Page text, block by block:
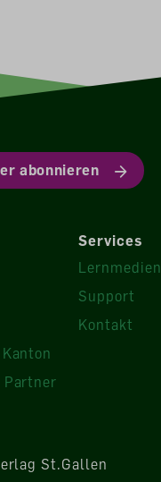
abonnieren
Partner
Services
Support
Kontakt
St.Gallen